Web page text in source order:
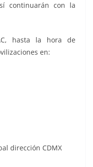
continuarán con la
hasta la hora de
en:
dirección CDMX